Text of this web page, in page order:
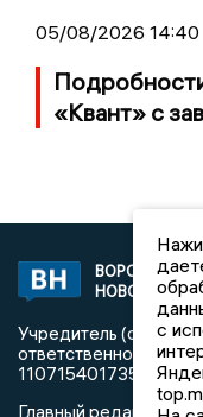
05/08/2026 14:40
«Квант» с
НОВОСТИ
Учредитель
ответственностью
1107154017354)
Главный редактор:
с